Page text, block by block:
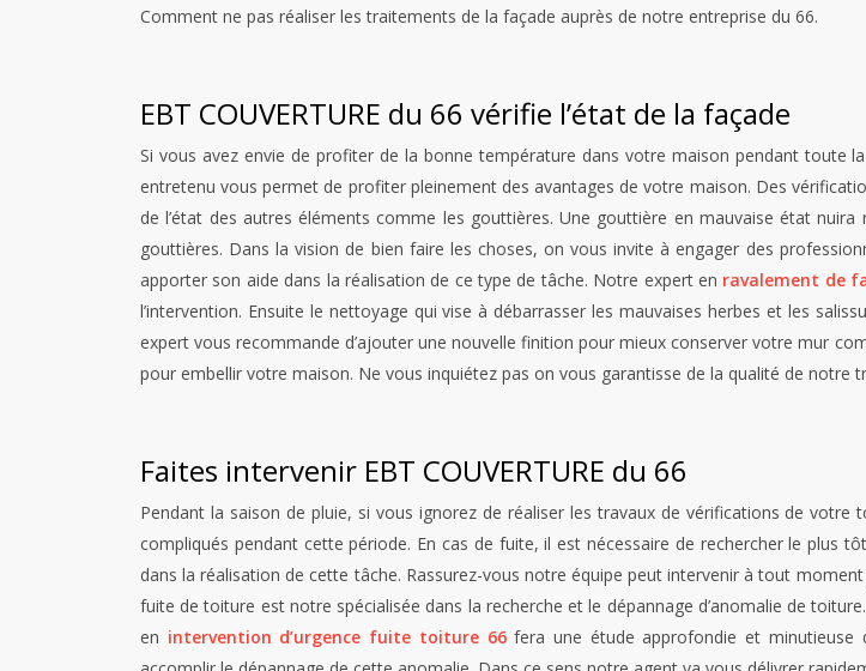
Comment ne pas réaliser les traitements de la façade auprès de notre entreprise du 66.
EBT COUVERTURE du 66 vérifie l’état de la façade
Si vous avez envie de profiter de la bonne température dans votre maison pendant toute
entretenu vous permet de profiter pleinement des avantages de votre maison. Des
de l’état des autres éléments comme les gouttières. Une gouttière en mauvaise état
gouttières. Dans la vision de bien faire les choses, on vous invite à engager des
apporter son aide dans la réalisation de ce type de tâche. Notre expert en ravalement de
l’intervention. Ensuite le nettoyage qui vise à débarrasser les mauvaises herbes et les
expert vous recommande d’ajouter une nouvelle finition pour mieux conserver votre mur
pour embellir votre maison. Ne vous inquiétez pas on vous garantisse de la qualité de notre
Faites intervenir EBT COUVERTURE du 66
Pendant la saison de pluie, si vous ignorez de réaliser les travaux de vérifications de
compliqués pendant cette période. En cas de fuite, il est nécessaire de rechercher le plus
dans la réalisation de cette tâche. Rassurez-vous notre équipe peut intervenir à tout
fuite de toiture est notre spécialisée dans la recherche et le dépannage d’anomalie de
en intervention d’urgence fuite toiture 66fera une étude approfondie et minutieuse